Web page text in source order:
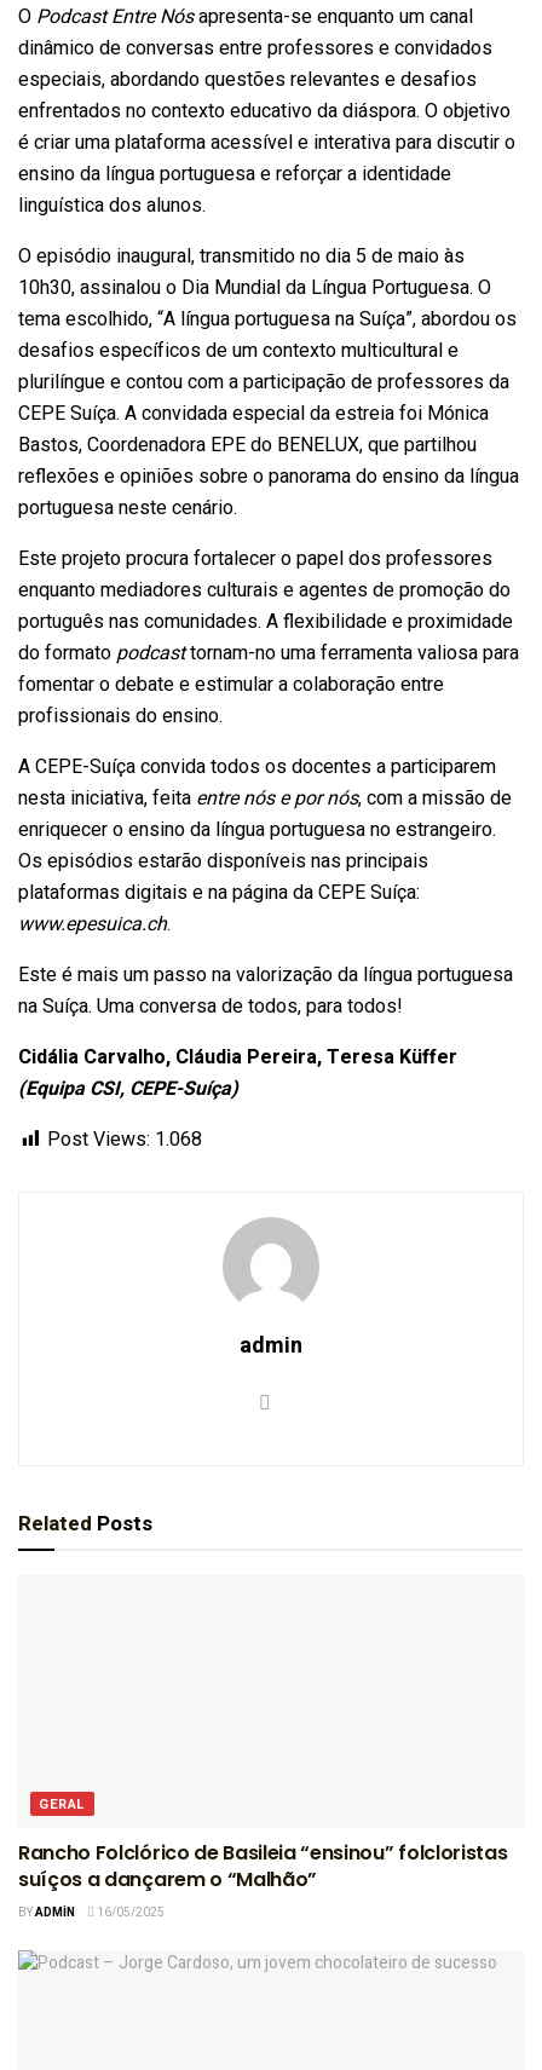
O Podcast Entre Nósapresenta-se enquanto um canal
dinâmico de conversas entre professores e convidados
especiais, abordando questões relevantes e desafios
enfrentados no contexto educativo da diáspora. O objetivo
é criar uma plataforma acessível e interativa para discutir o
ensino da língua portuguesa e reforçar a identidade
linguística dos alunos.
O episódio inaugural, transmitido no dia 5 de maio às
10h30, assinalou o Dia Mundial da Língua Portuguesa. O
tema escolhido, “A língua portuguesa na Suíça”, abordou os
desafios específicos de um contexto multicultural e
plurilíngue e contou com a participação de professores da
CEPE Suíça. A convidada especial da estreia foi Mónica
Bastos, Coordenadora EPE do BENELUX, que partilhou
reflexões e opiniões sobre o panorama do ensino da língua
portuguesa neste cenário.
Este projeto procura fortalecer o papel dos professores
enquanto mediadores culturais e agentes de promoção do
português nas comunidades. A flexibilidade e proximidade
do formato podcasttornam-no uma ferramenta valiosa para
fomentar o debate e estimular a colaboração entre
profissionais do ensino.
A CEPE-Suíça convida todos os docentes a participarem
nesta iniciativa, feita entre nós e por nós, com a missão de
enriquecer o ensino da língua portuguesa no estrangeiro.
Os episódios estarão disponíveis nas principais
plataformas digitais e na página da CEPE Suíça:
www.epesuica.ch.
Este é mais um passo na valorização da língua portuguesa
na Suíça. Uma conversa de todos, para todos!
Cidália Carvalho, Cláudia Pereira, Teresa Küffer
(Equipa CSI, CEPE-Suíça)
Post Views: 1.068
admin
Related Posts
GERAL
Rancho Folclórico de Basileia “ensinou” folcloristas
suíços a dançarem o “Malhão”
BYADMIN 16/05/2025